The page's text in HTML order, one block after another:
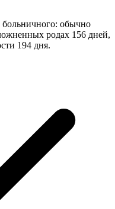
больничного: обычно
родах 156 дней,
194 дня.